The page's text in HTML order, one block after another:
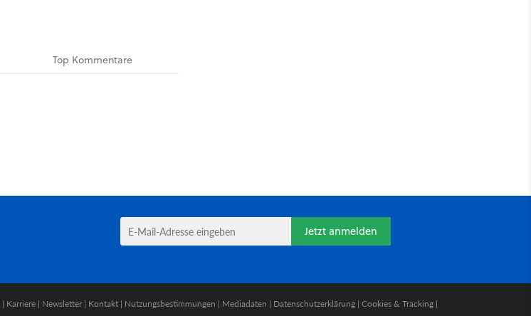
Top Kommentare
Jetzt anmelden
| Karriere | Newsletter | Kontakt | Nutzungsbestimmungen | Mediadaten | Datenschutzerklärung | Cookies & Tracking |